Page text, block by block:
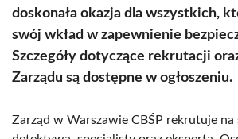
doskonała okazja dla wszystkich,
swój wkład w zapewnienie
Szczegóły dotyczące rekrutacji
Zarządu są dostępne w ogłoszeniu.
Zarząd w Warszawie CBŚP rekrutuje na